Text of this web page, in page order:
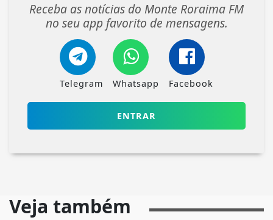
Receba as notícias do Monte Roraima FM
no seu app favorito de mensagens.
Telegram Whatsapp Facebook
ENTRAR
Veja também